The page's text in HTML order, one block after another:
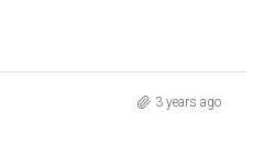
3 years ago